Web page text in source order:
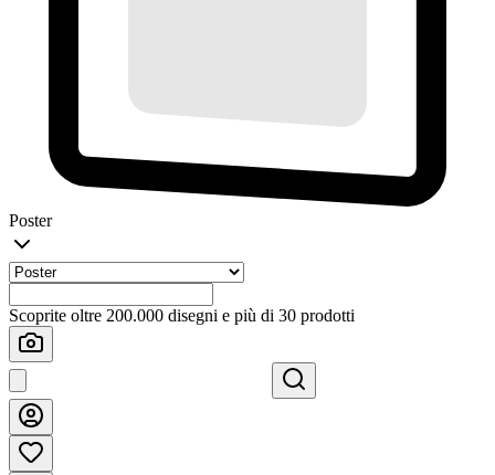
Poster
Scoprite oltre 200.000 disegni e più di 30 prodotti